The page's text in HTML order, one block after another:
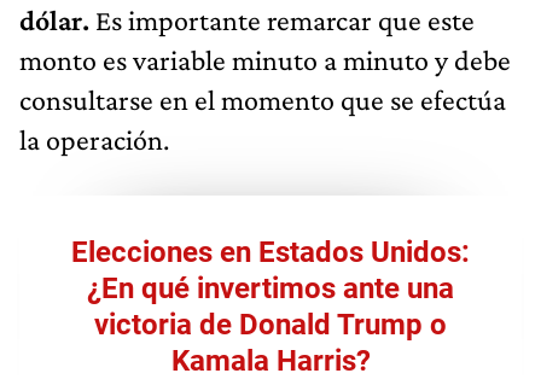
dólar. Es importante remarcar que este
monto es variable minuto a minuto y debe
consultarse en el momento que se efectúa
la operación.
Elecciones en Estados Unidos:
¿En qué invertimos ante una
victoria de Donald Trump o
Kamala Harris?